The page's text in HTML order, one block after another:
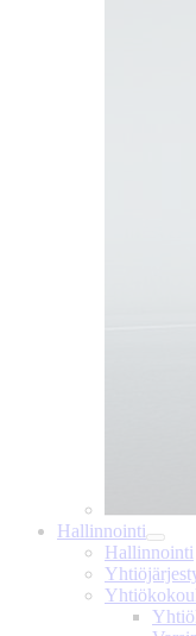
Hallinnointi
Hallinnointi